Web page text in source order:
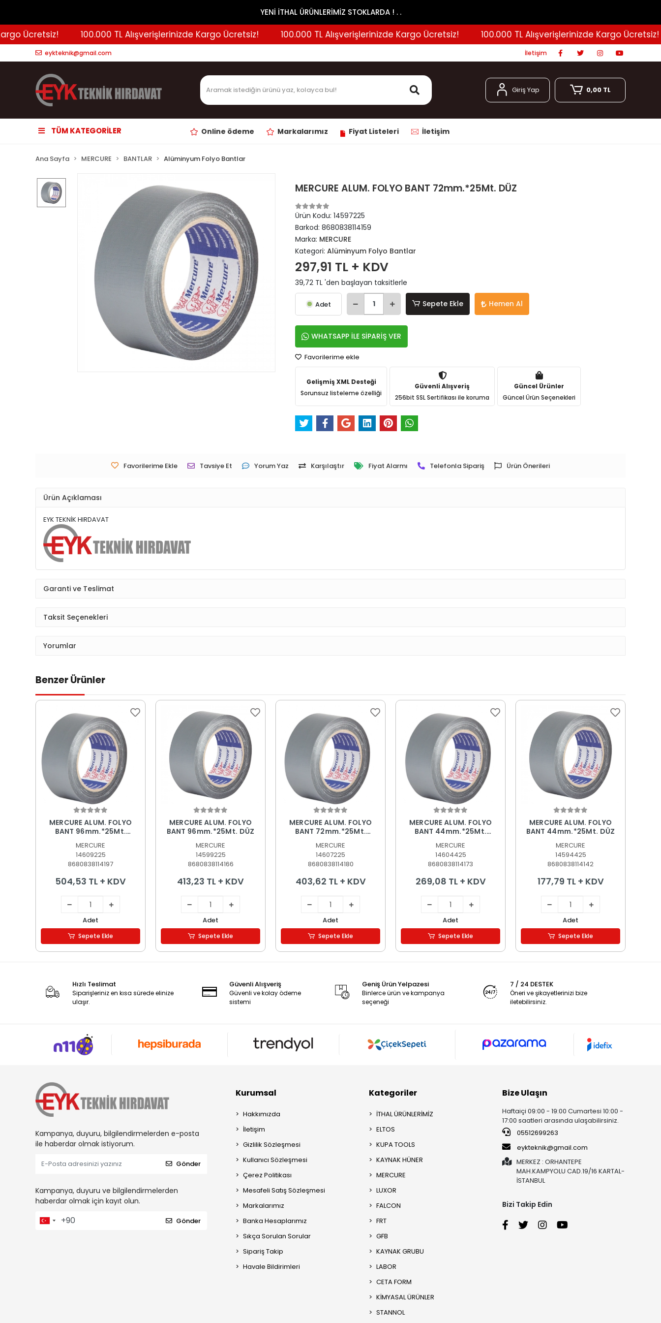
YENİ İTHAL ÜRÜNLERİMİZ STOKLARDA ! . .
Ücretsiz! 100.000 TL Alışverişlerinizde Kargo Ücretsiz! 100.000 TL Alışverişlerinizde Kargo Ücretsiz! 100.000 TL Alışverişlerinizde Kargo Ücretsiz!
eykteknik@gmail.com İletişim
Giriş Yap 0,00 TL
TÜM KATEGORİLER Online ödeme Markalarımız Fiyat Listeleri İletişim
Ana Sayfa MERCURE BANTLAR Alüminyum Folyo Bantlar
MERCURE ALUM. FOLYO BANT 72mm.*25Mt. DÜZ
Ürün Kodu:14597225
Barkod:8680838114159
Marka: MERCURE
Kategori:Alüminyum Folyo Bantlar
297,91 TL + KDV
39,72 TL 'den başlayan taksitlerle
Adet Sepete Ekle Hemen Al
WHATSAPP İLE SİPARİŞ VER
Favorilerime ekle
Gelişmiş XML Desteği
Sorunsuz listeleme özelliği
Güvenli Alışveriş
256bit SSL Sertifikası ile koruma
Güncel Ürünler
Güncel Ürün Seçenekleri
Favorilerime Ekle Tavsiye Et Yorum Yaz Karşılaştır Fiyat Alarmı Telefonla Sipariş Ürün Önerileri
Ürün Açıklaması
EYK TEKNİK HIRDAVAT
Garanti ve Teslimat
Taksit Seçenekleri
Yorumlar
Benzer Ürünler
MERCURE ALUM. FOLYO
BANT 96mm.*25Mt.
MERCURE
14609225
8680838114197
504,53 TL + KDV
Adet
Sepete Ekle
MERCURE ALUM. FOLYO
BANT 96mm.*25Mt. DÜZ
MERCURE
14599225
8680838114166
413,23 TL + KDV
Adet
Sepete Ekle
MERCURE ALUM. FOLYO
BANT 72mm.*25Mt.
MERCURE
14607225
8680838114180
403,62 TL + KDV
Adet
Sepete Ekle
MERCURE ALUM. FOLYO
BANT 44mm.*25Mt.
MERCURE
14604425
8680838114173
269,08 TL + KDV
Adet
Sepete Ekle
MERCURE ALUM. FOLYO
BANT 44mm.*25Mt. DÜZ
MERCURE
14594425
8680838114142
177,79 TL + KDV
Adet
Sepete Ekle
Hızlı Teslimat
Siparişleriniz en kısa sürede elinize
ulaşır.
Güvenli Alışveriş
Güvenli ve kolay ödeme
sistemi
Geniş Ürün Yelpazesi
Binlerce ürün ve kampanya
seçeneği
7 / 24 DESTEK
Öneri ve şikayetlerinizi bize
iletebilirsiniz.
Kampanya, duyuru, bilgilendirmelerden e-posta
ile haberdar olmak istiyorum.
Gönder
Kampanya, duyuru ve bilgilendirmelerden
haberdar olmak için kayıt olun.
Gönder
Kurumsal
Hakkımızda
İletişim
Gizlilik Sözleşmesi
Kullanıcı Sözleşmesi
Çerez Politikası
Mesafeli Satış Sözleşmesi
Markalarımız
Banka Hesaplarımız
Sıkça Sorulan Sorular
Sipariş Takip
Havale Bildirimleri
Kategoriler
İTHAL ÜRÜNLERİMİZ
ELTOS
KUPA TOOLS
KAYNAK HÜNER
MERCURE
LUXOR
FALCON
FRT
GFB
KAYNAK GRUBU
LABOR
CETA FORM
KİMYASAL ÜRÜNLER
STANNOL
Bize Ulaşın
Haftaiçi 09:00 - 19:00 Cumartesi 10:00 -
17:00 saatleri arasında ulaşabilirsiniz.
05512699263
eykteknik@gmail.com
MERKEZ : ORHANTEPE
MAH.KAMPYOLU CAD.19/16 KARTAL-
İSTANBUL
Bizi Takip Edin